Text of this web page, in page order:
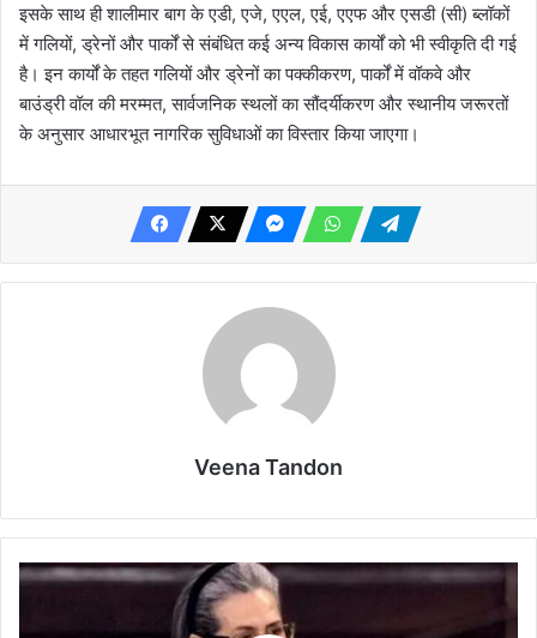
इसके साथ ही शालीमार बाग के एडी, एजे, एएल, एई, एएफ और एसडी (सी) ब्लॉकों
में गलियों, ड्रेनों और पार्कों से संबंधित कई अन्य विकास कार्यों को भी स्वीकृति दी गई
है। इन कार्यों के तहत गलियों और ड्रेनों का पक्कीकरण, पार्कों में वॉकवे और
बाउंड्री वॉल की मरम्मत, सार्वजनिक स्थलों का सौंदर्यीकरण और स्थानीय जरूरतों
के अनुसार आधारभूत नागरिक सुविधाओं का विस्तार किया जाएगा।
Veena Tandon
सोनिया